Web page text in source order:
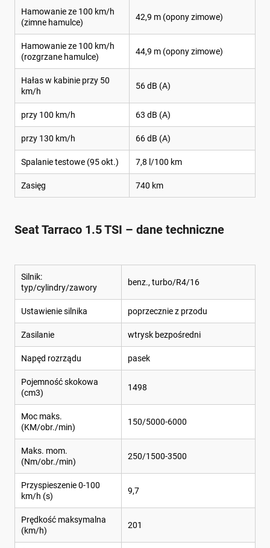
Hamowanie ze 100 km/h
(zimne hamulce)
42,9 m (opony zimowe)
Hamowanie ze 100 km/h
(rozgrzane hamulce)
44,9 m (opony zimowe)
Hałas w kabinie przy 50
km/h
56 dB (A)
przy 100 km/h 63 dB (A)
przy 130 km/h 66 dB (A)
Spalanie testowe (95 okt.) 7,8 l/100 km
Zasięg 740 km
Seat Tarraco 1.5 TSI – dane techniczne
Silnik:
typ/cylindry/zawory
benz., turbo/R4/16
Ustawienie silnika poprzecznie z przodu
Zasilanie wtrysk bezpośredni
Napęd rozrządu pasek
Pojemność skokowa
(cm3)
1498
Moc maks.
(KM/obr./min)
150/5000-6000
Maks. mom.
(Nm/obr./min)
250/1500-3500
Przyspieszenie 0-100
km/h (s)
9,7
Prędkość maksymalna
(km/h)
201